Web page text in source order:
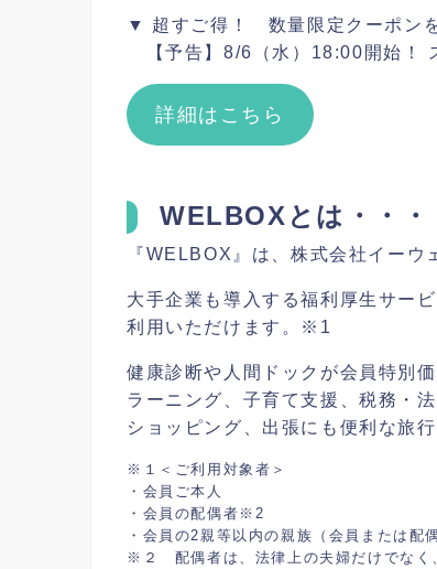
▼ 超すご得！ 数量限定クーポン
【予告】8/6（水）18:00開始！
詳細はこちら
WELBOXとは・・・
『WELBOX』は、株式会社イーウ
大手企業も導入する福利厚生サー
利用いただけます。※1
健康診断や人間ドックが会員特別
ラーニング、子育て支援、税務・
ショッピング、出張にも便利な旅
※１＜ご利用対象者＞
・会員ご本人
・会員の配偶者※2
・会員の2親等以内の親族（会員または
※２ 配偶者は、法律上の夫婦だけでなく